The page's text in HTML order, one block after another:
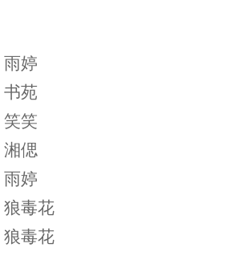
谢之类的话。
走向演员上麦一首歌--特
场白.区长发言祝贺词！
会结束，主办方 领导答谢
雨婷
书苑
笑笑
湘偲
雨婷
狼毒花
狼毒花
兜